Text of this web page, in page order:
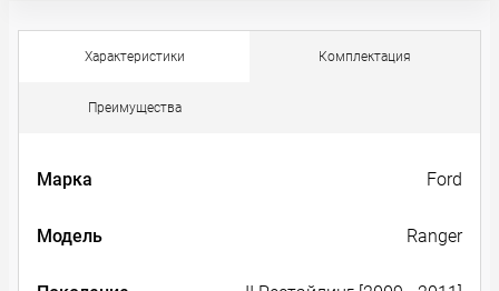
Характеристики Комплектация
Преимущества
Марка Ford
Модель Ranger